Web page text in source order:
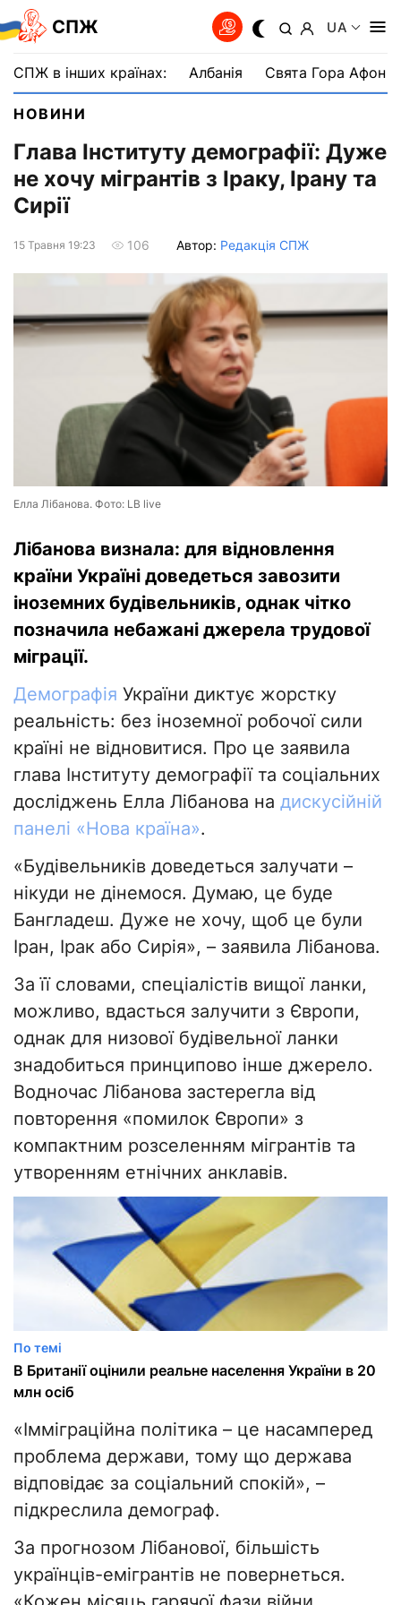
СПЖ UA
СПЖ в інших країнах: Албанія Свята Гора Афон
НОВИНИ
Глава Інституту демографії: Дуже
не хочу мігрантів з Іраку, Ірану та
Сирії
15 Травня 19:23 106 Автор: Редакція СПЖ
Елла Лібанова. Фото: LB live
Лібанова визнала: для відновлення
країни Україні доведеться завозити
іноземних будівельників, однак чітко
позначила небажані джерела трудової
міграції.
Демографія України диктує жорстку
реальність: без іноземної робочої сили
країні не відновитися. Про це заявила
глава Інституту демографії та соціальних
досліджень Елла Лібанова на дискусійній
панелі «Нова країна».
«Будівельників доведеться залучати –
нікуди не дінемося. Думаю, це буде
Бангладеш. Дуже не хочу, щоб це були
Іран, Ірак або Сирія», – заявила Лібанова.
За її словами, спеціалістів вищої ланки,
можливо, вдасться залучити з Європи,
однак для низової будівельної ланки
знадобиться принципово інше джерело.
Водночас Лібанова застерегла від
повторення «помилок Європи» з
компактним розселенням мігрантів та
утворенням етнічних анклавів.
По темі
В Британії оцінили реальне населення України в 20
млн осіб
«Імміграційна політика – це насамперед
проблема держави, тому що держава
відповідає за соціальний спокій», –
підкреслила демограф.
За прогнозом Лібанової, більшість
українців-емігрантів не повернеться.